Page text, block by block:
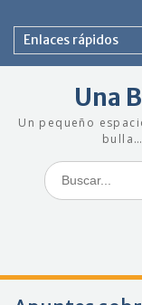
contenido
Enlaces rápidos
Una
Un pequeño
Buscar: